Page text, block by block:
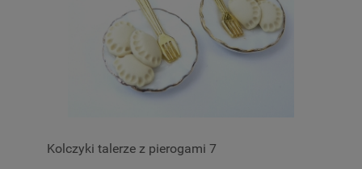
Kolczyki talerze z pierogami 7